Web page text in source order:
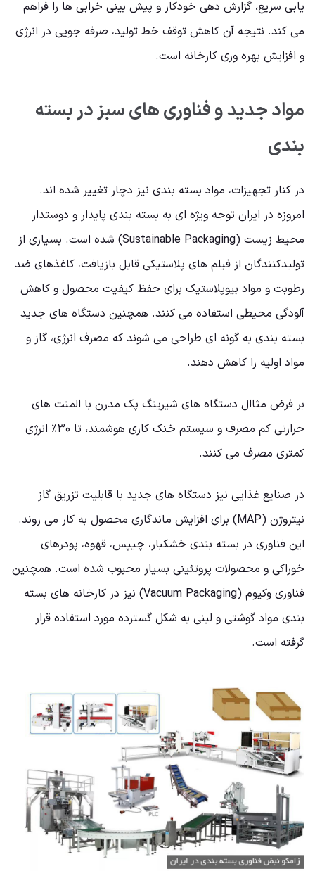
یابی سریع، گزارش دهی خودکار و پیش بینی خرابی ها را فراهم
می کند. نتیجه آن کاهش توقف خط تولید، صرفه جویی در انرژی
و افزایش بهره وری کارخانه است.
مواد جدید و فناوری های سبز در بسته
بندی
در کنار تجهیزات، مواد بسته بندی نیز دچار تغییر شده اند.
امروزه در ایران توجه ویژه ای به بسته بندی پایدار و دوستدار
محیط زیست (Sustainable Packaging) شده است. بسیاری از
تولیدکنندگان از فیلم های پلاستیکی قابل بازیافت، کاغذهای ضد
رطوبت و مواد بیوپلاستیک برای حفظ کیفیت محصول و کاهش
آلودگی محیطی استفاده می کنند. همچنین دستگاه های جدید
بسته بندی به گونه ای طراحی می شوند که مصرف انرژی، گاز و
مواد اولیه را کاهش دهند.
بر فرض مثاال دستگاه های شیرینگ پک مدرن با المنت های
حرارتی کم مصرف و سیستم خنک کاری هوشمند، تا ۳۰٪ انرژی
کمتری مصرف می کنند.
در صنایع غذایی نیز دستگاه های جدید با قابلیت تزریق گاز
نیتروژن (MAP) برای افزایش ماندگاری محصول به کار می روند.
این فناوری در بسته بندی خشکبار، چیپس، قهوه، پودرهای
خوراکی و محصولات پروتئینی بسیار محبوب شده است. همچنین
فناوری وکیوم (Vacuum Packaging) نیز در کارخانه های بسته
بندی مواد گوشتی و لبنی به شکل گسترده مورد استفاده قرار
گرفته است.